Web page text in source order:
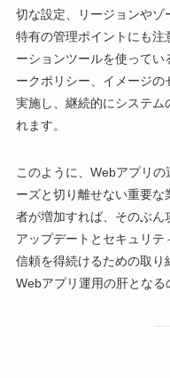
切な設定、リージョンやゾ
特有の管理ポイントにも注
ーションツールを使って
ークポリシー、イメージ
実施し、継続的にシステム
れます。
このように、Webアプリ
ーズと切り離せない重要
者が増加すれば、そのぶん
アップデートとセキュリ
信頼を得続けるための取り
Webアプリ運用の肝となる